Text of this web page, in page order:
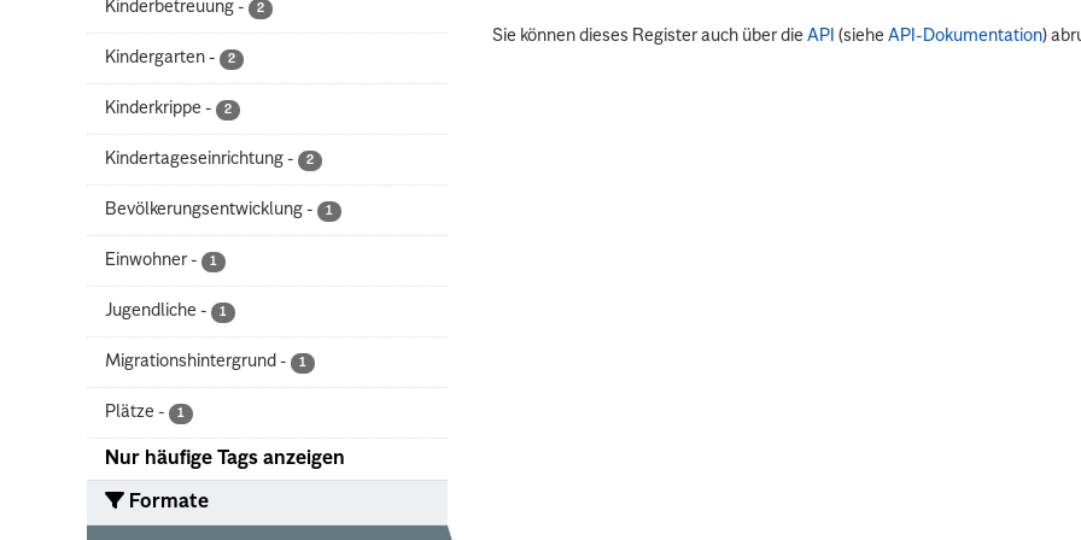
Kinderbetreuung - 2
Kindergarten - 2
Kinderkrippe - 2
Kindertageseinrichtung - 2
Bevölkerungsentwicklung - 1
Einwohner - 1
Jugendliche - 1
Migrationshintergrund - 1
Plätze - 1
Nur häufige Tags anzeigen
Formate
Sie können dieses Register auch über dieAPI (sieheAPI-Dokumentation)